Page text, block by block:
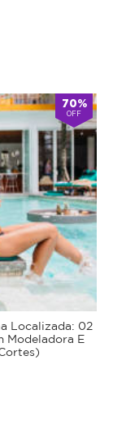
70%
OFF
Localizada: 02
Modeladora E